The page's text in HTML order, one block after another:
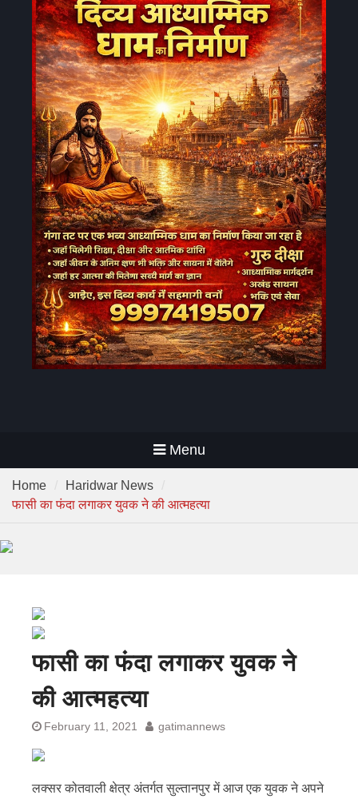
Menu
Home
Haridwar News
फासी का फंदा लगाकर युवक ने की आत्महत्या
फासी का फंदा लगाकर युवक ने
की आत्महत्या
February 11, 2021 gatimannews
लक्सर कोतवाली क्षेत्र अंतर्गत सुल्तानपुर में आज एक युवक ने अपने